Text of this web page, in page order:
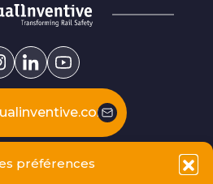
préférences